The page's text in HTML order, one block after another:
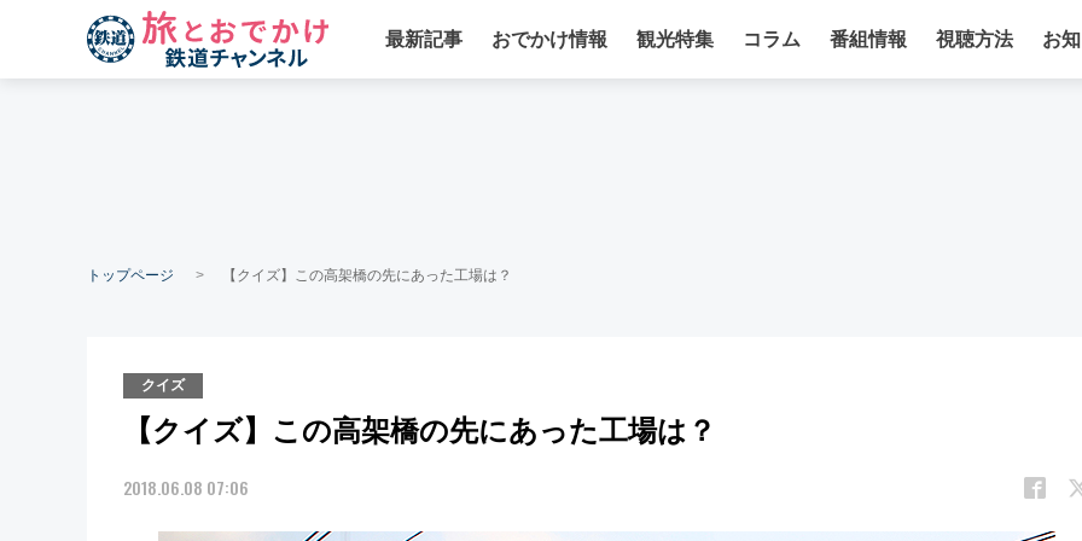
最新記事 おでかけ情報 観光特集 コラム 番組情報 視聴方法 お
トップページ 【クイズ】この高架橋の先にあった工場は？
クイズ
【クイズ】この高架橋の先にあった工場は？
2018.06.08 07:06